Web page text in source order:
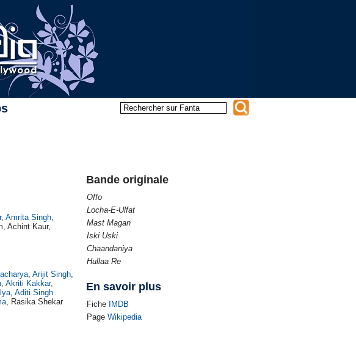
, Amrita Singh
Achint Kaur,
Arijit Singh
Akriti Kakkar,
Aditi Singh
, Rasika Shekar
Bande originale
Offo
Locha-E-Ulfat
Mast Magan
Iski Uski
Chaandaniya
Hullaa Re
En savoir plus
Fiche
IMDB
Page Wikipedia